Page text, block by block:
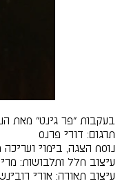
בעקבות ״פר גינט״ מאת
תרגום: דורי פרנס
נוסח הצגה, בימוי
עיצוב חלל ותלבושות:
עיצוב תאורה: אורי